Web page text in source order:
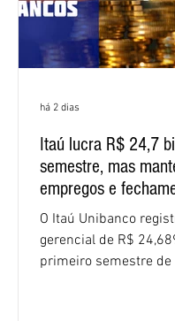
Itaú lucra R$ 24,7
semestre, mas
empregos e
O Itaú Unibanco
gerencial de R$
primeiro semestre de
há 2 dias